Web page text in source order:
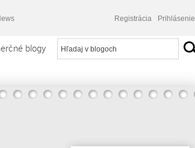
Registrácia Prihlásenie
blogy